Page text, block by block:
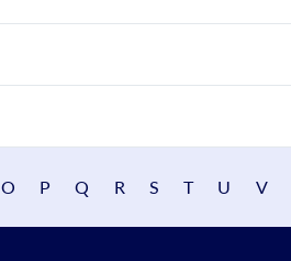
O P Q R S T U V